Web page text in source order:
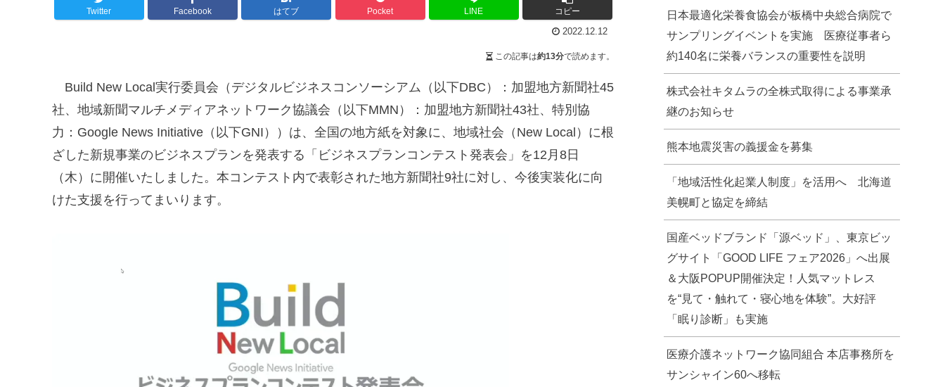
Twitter Facebook はてブ Pocket LINE コピー
2022.12.12
この記事は約13分で読めます。
Build New Local実行委員会（デジタルビジネスコンソーシアム（以下DBC）：加盟地方新聞社45
社、地域新聞マルチメディアネットワーク協議会（以下MMN）：加盟地方新聞社43社、特別協
力：Google News Initiative（以下GNI））は、全国の地方紙を対象に、地域社会（New Local）に根
ざした新規事業のビジネスプランを発表する「ビジネスプランコンテスト発表会」を12月8日
（木）に開催いたしました。本コンテスト内で表彰された地方新聞社9社に対し、今後実装化に向
けた支援を行ってまいります。
日本最適化栄養食協会が板橋中央総合病院で
サンプリングイベントを実施 医療従事者ら
約140名に栄養バランスの重要性を説明
株式会社キタムラの全株式取得による事業承
継のお知らせ
熊本地震災害の義援金を募集
「地域活性化起業人制度」を活用へ 北海道
美幌町と協定を締結
国産ベッドブランド「源ベッド」、東京ビッ
グサイト「GOOD LIFE フェア2026」へ出展
＆大阪POPUP開催決定！人気マットレス
を“見て・触れて・寝心地を体験”。大好評
「眠り診断」も実施
医療介護ネットワーク協同組合 本店事務所を
サンシャイン60へ移転